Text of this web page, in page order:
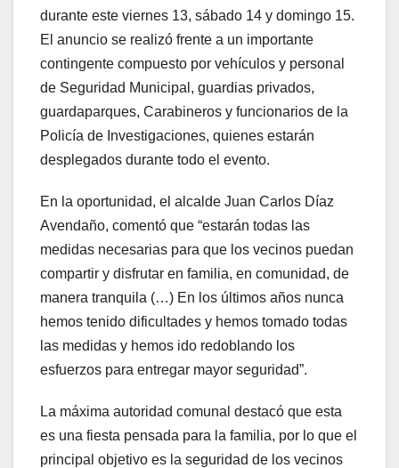
durante este viernes 13, sábado 14 y domingo 15.
El anuncio se realizó frente a un importante
contingente compuesto por vehículos y personal
de Seguridad Municipal, guardias privados,
guardaparques, Carabineros y funcionarios de la
Policía de Investigaciones, quienes estarán
desplegados durante todo el evento.
En la oportunidad, el alcalde Juan Carlos Díaz
Avendaño, comentó que “estarán todas las
medidas necesarias para que los vecinos puedan
compartir y disfrutar en familia, en comunidad, de
manera tranquila (…) En los últimos años nunca
hemos tenido dificultades y hemos tomado todas
las medidas y hemos ido redoblando los
esfuerzos para entregar mayor seguridad”.
La máxima autoridad comunal destacó que esta
es una fiesta pensada para la familia, por lo que el
principal objetivo es la seguridad de los vecinos